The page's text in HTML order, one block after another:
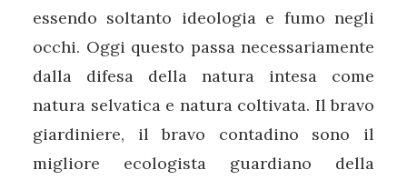
essendo soltanto ideologia e fumo negli
occhi. Oggi questo passa necessariamente
dalla difesa della natura intesa come
natura selvatica e natura coltivata. Il bravo
giardiniere, il bravo contadino sono il
migliore ecologista guardiano della